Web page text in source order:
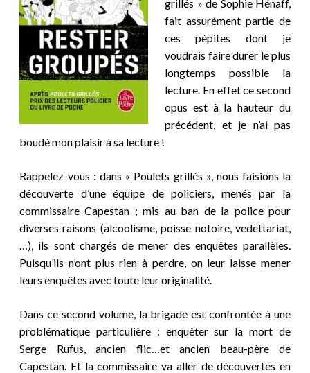
grillés » de Sophie Hénaff,
fait assurément partie de
ces pépites dont je
voudrais faire durer le plus
longtemps possible la
lecture. En effet ce second
opus est à la hauteur du
précédent, et je n’ai pas
boudé mon plaisir à sa lecture !
Rappelez-vous : dans « Poulets grillés », nous faisions la
découverte d’une équipe de policiers, menés par la
commissaire Capestan ; mis au ban de la police pour
diverses raisons (alcoolisme, poisse notoire, vedettariat,
…), ils sont chargés de mener des enquêtes parallèles.
Puisqu’ils n’ont plus rien à perdre, on leur laisse mener
leurs enquêtes avec toute leur originalité.
Dans ce second volume, la brigade est confrontée à une
problématique particulière : enquêter sur la mort de
Serge Rufus, ancien flic…et ancien beau-père de
Capestan. Et la commissaire va aller de découvertes en